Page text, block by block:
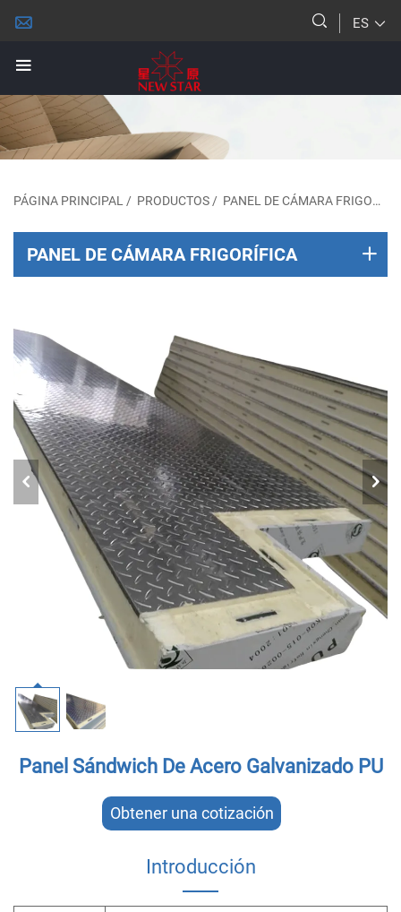
ES
PÁGINA PRINCIPAL/ PRODUCTOS/ PANEL DE CÁMARA FRIGORÍFICA
PANEL DE CÁMARA FRIGORÍFICA
Panel Sándwich De Acero Galvanizado PU
Obtener una cotización
Introducción